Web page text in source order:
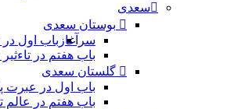
سعدی
بوستان سعدی
سرآغاز باب اول در
باب هفتم در
گلستان سعدی
باب اول در عبرت
باب هفتم در عالم